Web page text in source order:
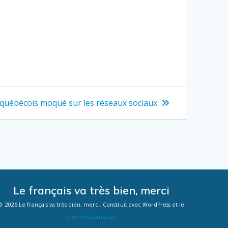
moqué sur les réseaux sociaux
Le français va très bien, merci
2026 Le français va très bien, merci. Construit avec WordPress et le
thème Mesmerize